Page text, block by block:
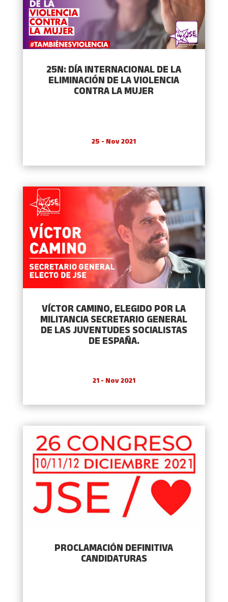
25N: DÍA INTERNACIONAL DE LA
ELIMINACIÓN DE LA VIOLENCIA
CONTRA LA MUJER
25 - Nov 2021
VÍCTOR CAMINO, ELEGIDO POR LA
MILITANCIA SECRETARIO GENERAL
DE LAS JUVENTUDES SOCIALISTAS
DE ESPAÑA.
21 - Nov 2021
PROCLAMACIÓN DEFINITIVA
CANDIDATURAS